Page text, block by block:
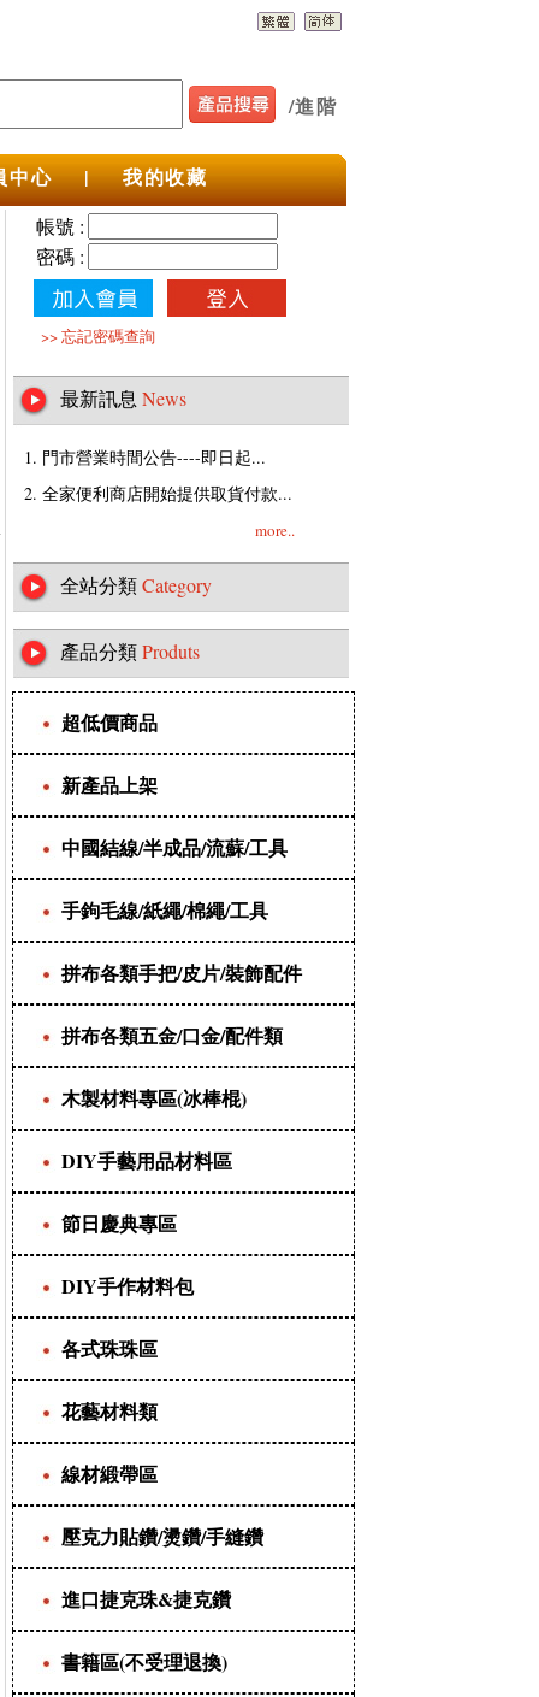
/進階
中心 | 我的收藏
帳號 :
密碼 :
>>忘記密碼查詢
最新訊息 News
1. 門市營業時間公告----即日起...
2. 全家便利商店開始提供取貨付款...
more..
全站分類Category
產品分類Produts
超低價商品
新產品上架
中國結線/半成品/流蘇/工具
手鉤毛線/紙繩/棉繩/工具
拼布各類手把/皮片/裝飾配件
拼布各類五金/口金/配件類
木製材料專區(冰棒棍)
DIY手藝用品材料區
節日慶典專區
DIY手作材料包
各式珠珠區
花藝材料類
線材緞帶區
壓克力貼鑽/燙鑽/手縫鑽
進口捷克珠&捷克鑽
書籍區(不受理退換)